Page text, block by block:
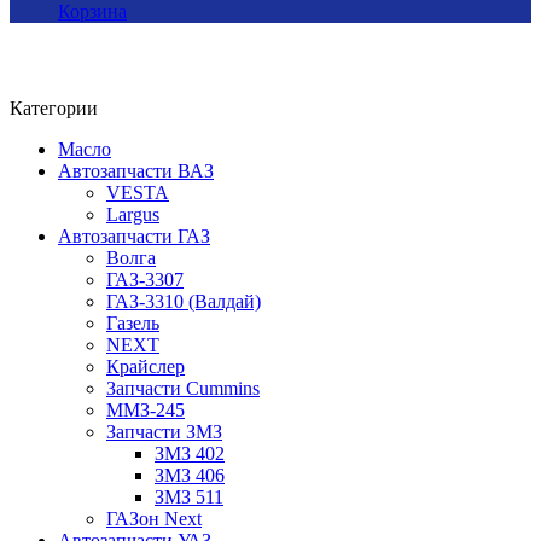
Корзина
Категории
Масло
Автозапчасти ВАЗ
VESTA
Largus
Автозапчасти ГАЗ
Волга
ГАЗ-3307
ГАЗ-3310 (Валдай)
Газель
NEXT
Крайслер
Запчасти Cummins
ММЗ-245
Запчасти ЗМЗ
ЗМЗ 402
ЗМЗ 406
ЗМЗ 511
ГАЗон Next